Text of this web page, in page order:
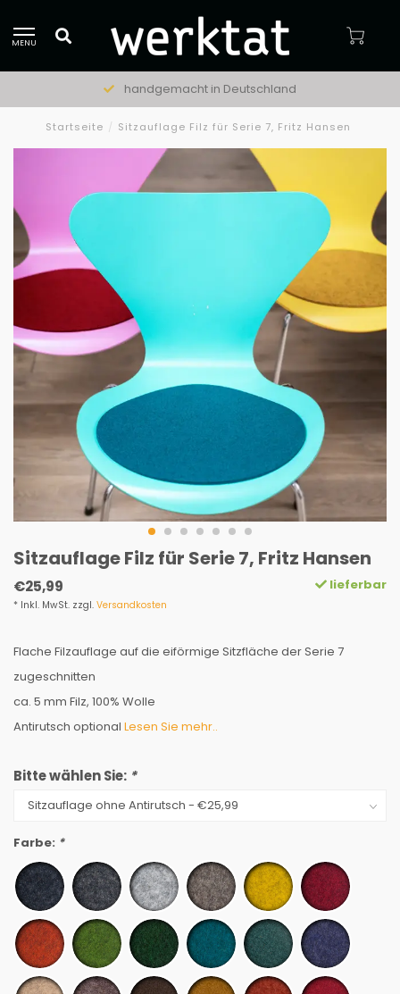
MENU
handgemacht in Deutschland
Startseite / Sitzauflage Filz für Serie 7, Fritz Hansen
Sitzauflage Filz für Serie 7, Fritz Hansen
€25,99
* Inkl. MwSt. zzgl. Versandkosten
lieferbar
Flache Filzauflage auf die eiförmige Sitzfläche der Serie 7
zugeschnitten
ca. 5 mm Filz, 100% Wolle
Antirutsch optional Lesen Sie mehr..
Bitte wählen Sie: *
Farbe: *